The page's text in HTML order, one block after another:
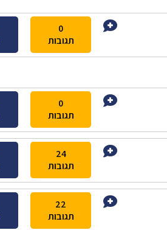
0
תגובות
0
תגובות
24
תגובות
22
תגובות